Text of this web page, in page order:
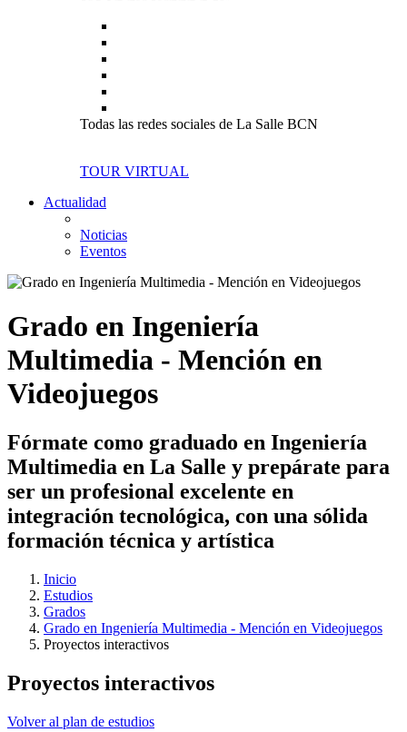
Todas las redes sociales de La Salle BCN
TOUR VIRTUAL
Actualidad
Noticias
Eventos
Grado en Ingeniería
Multimedia - Mención en
Videojuegos
Fórmate como graduado en Ingeniería
Multimedia en La Salle y prepárate para
ser un profesional excelente en
integración tecnológica, con una sólida
formación técnica y artística
Inicio
Estudios
Grados
Grado en Ingeniería Multimedia - Mención en Videojuegos
Proyectos interactivos
Proyectos interactivos
Volver al plan de estudios